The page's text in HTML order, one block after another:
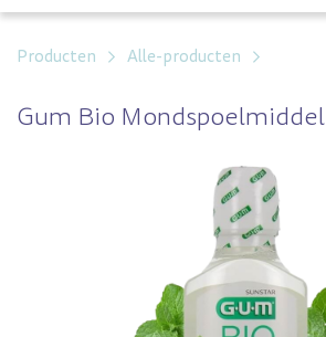
Producten Alle-producten
Gum Bio Mondspoelmiddel